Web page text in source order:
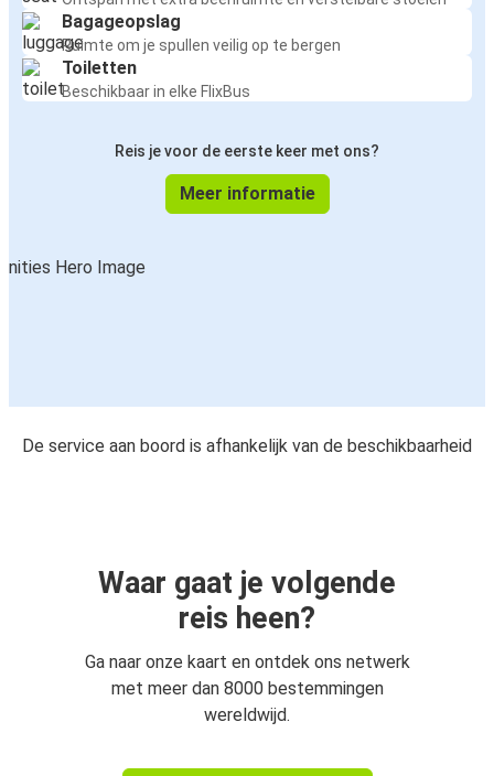
Bagageopslag
Ruimte om je spullen veilig op te bergen
Toiletten
Beschikbaar in elke FlixBus
Reis je voor de eerste keer met ons?
Meer informatie
De service aan boord is afhankelijk van de beschikbaarheid
Waar gaat je volgende
reis heen?
Ga naar onze kaart en ontdek ons netwerk
met meer dan 8000 bestemmingen
wereldwijd.